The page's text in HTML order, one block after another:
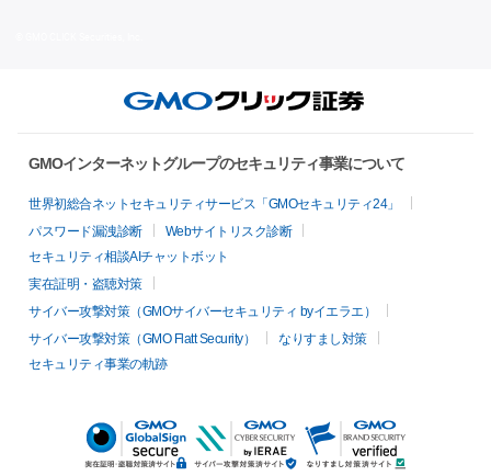
GMOインターネットグループのセキュリティ事業について
世界初総合ネットセキュリティサービス「GMOセキュリティ24」
パスワード漏洩診断
Webサイトリスク診断
セキュリティ相談AIチャットボット
実在証明・盗聴対策
サイバー攻撃対策（GMOサイバーセキュリティ byイエラエ）
サイバー攻撃対策（GMO Flatt Security）
なりすまし対策
セキュリティ事業の軌跡